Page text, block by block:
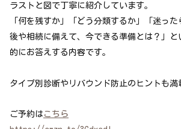
ラストと図で丁寧に紹介しています。
「何を残すか」「どう分類するか」「迷っ
後や相続に備えて、今できる準備とは？」と
的にお答えする内容です。
タイプ別診断やリバウンド防止のヒントも満
ご予約は こちら